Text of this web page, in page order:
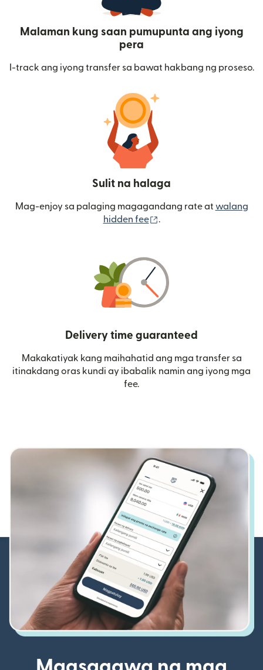
Malaman kung saan pumupunta ang iyong
pera
I-track ang iyong transfer sa bawat hakbang ng proseso.
Sulit na halaga
Mag-enjoy sa palaging magagandang rate at walang
hidden fee
.
Delivery time guaranteed
Makakatiyak kang maihahatid ang mga transfer sa
itinakdang oras kundi ay ibabalik namin ang iyong mga
fee.